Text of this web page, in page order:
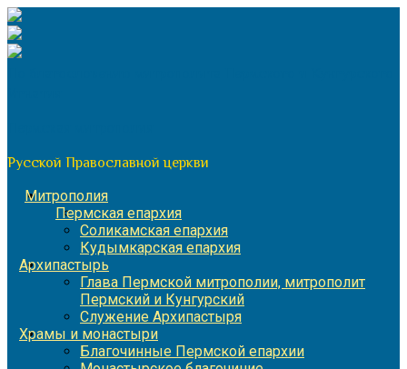
Перейти
к
содержимому
Русской Православной церкви
Митрополия
Пермская епархия
Соликамская епархия
Кудымкарская епархия
Архипастырь
Глава Пермской митрополии, митрополит
Пермский и Кунгурский
Служение Архипастыря
Храмы и монастыри
Благочинные Пермской епархии